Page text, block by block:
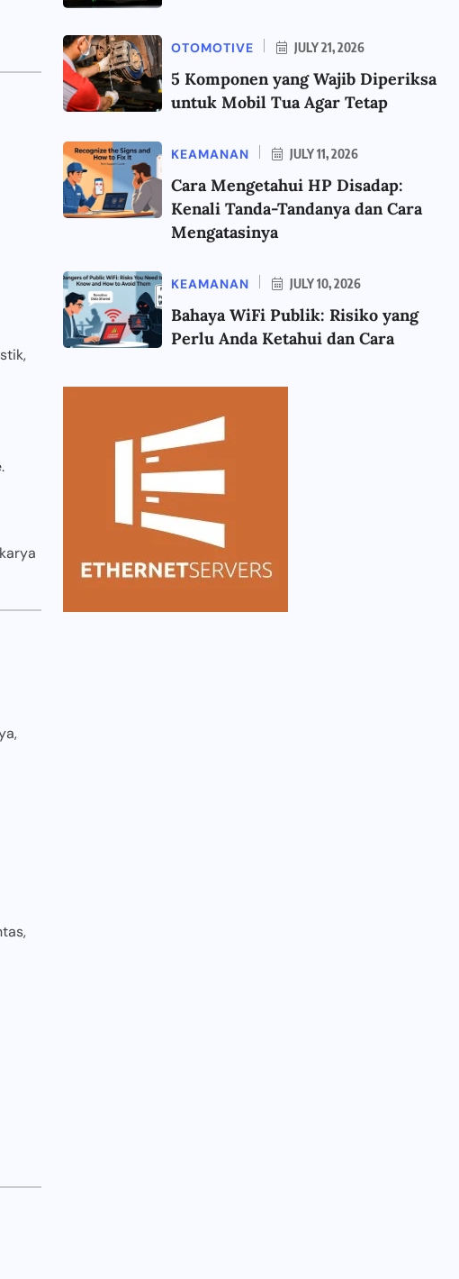
OTOMOTIVE JULY 21, 2026
5 Komponen yang Wajib Diperiksa
untuk Mobil Tua Agar Tetap
KEAMANAN JULY 11, 2026
Cara Mengetahui HP Disadap:
Kenali Tanda-Tandanya dan Cara
Mengatasinya
KEAMANAN JULY 10, 2026
Bahaya WiFi Publik: Risiko yang
Perlu Anda Ketahui dan Cara